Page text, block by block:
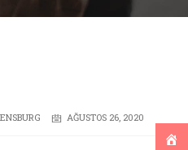
AĞUSTOS 26, 2020